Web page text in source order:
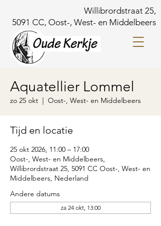
Willibrordstraat 25,
5091 CC, Oost-, West- en Middelbeers
Aquatellier Lommel
zo 25 okt
  |
Oost-, West- en Middelbeers
Tijd en locatie
25 okt 2026, 11:00 – 17:00
Oost-, West- en Middelbeers,
Willibrordstraat 25, 5091 CC Oost-, West- en
Middelbeers, Nederland
Andere datums
za 24 okt, 13:00